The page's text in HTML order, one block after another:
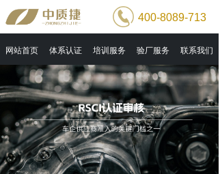
网站首页 体系认证 培训服务 验厂服务 联系我们
400-8089-713